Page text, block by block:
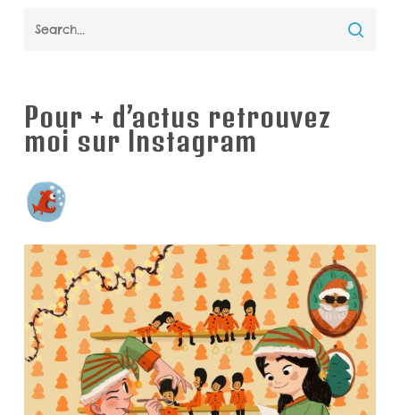
Pour + d’actus retrouvez
moi sur Instagram